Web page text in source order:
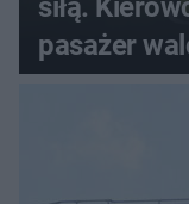
siłą.
pasażer